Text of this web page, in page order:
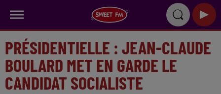
PRÉSIDENTIELLE : JEAN-CLAUDE
BOULARD MET EN GARDE LE
CANDIDAT SOCIALISTE